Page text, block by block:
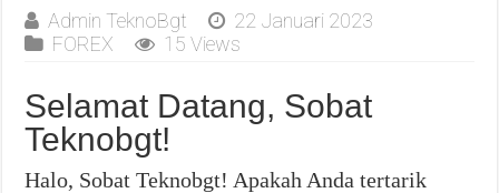
Admin TeknoBgt
22 Januari 2023
FOREX
15 Views
Selamat Datang, Sobat
Teknobgt!
Halo, Sobat Teknobgt! Apakah Anda tertarik